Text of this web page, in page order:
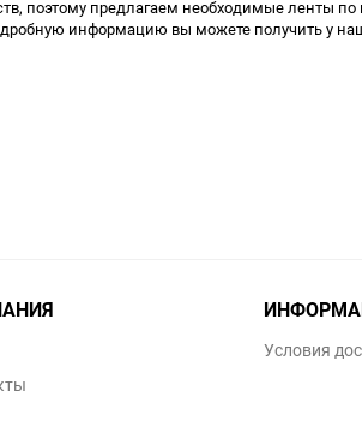
поэтому предлагаем необходимые ленты
информацию вы можете получить у
Условия